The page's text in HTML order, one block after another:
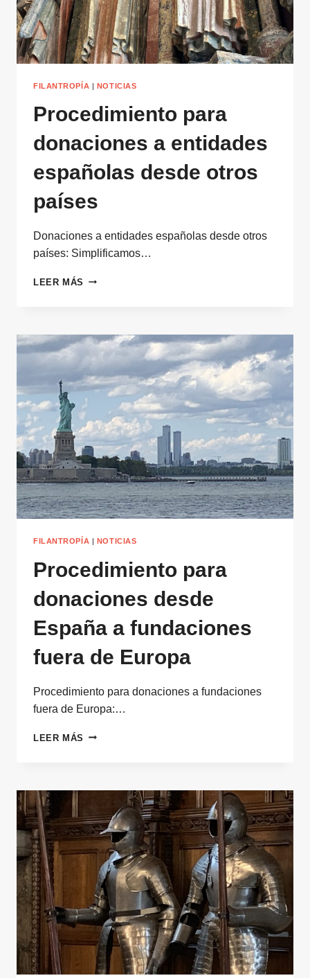
FILANTROPÍA | NOTICIAS
Procedimiento para
donaciones a entidades
españolas desde otros
países
Donaciones a entidades españolas desde otros
países: Simplificamos…
LEER MÁS PROCEDIMIENTO
ENTIDADES
ESPAÑOLAS
DESDE
OTROS
PAÍSES
FILANTROPÍA NOTICIAS
Procedimiento para
donaciones desde
España a fundaciones
fuera de Europa
Procedimiento para donaciones a fundaciones
fuera de Europa:…
LEER MÁS PROCEDIMIENTO
ESPAÑA
FUNDACIONES
FUERA
DE
EUROPA